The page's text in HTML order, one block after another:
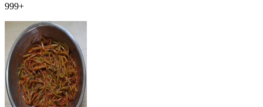
999+